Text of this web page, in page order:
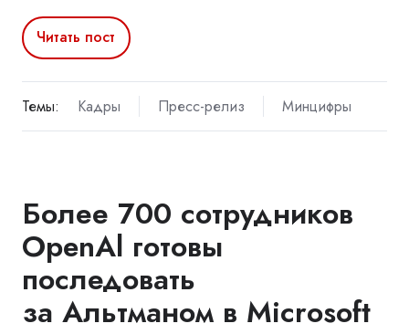
Читать пост
Темы: Кадры Пресс-релиз Минцифры
Более 700 сотрудников
OpenAl готовы
последовать
за Альтманом в Microsoft